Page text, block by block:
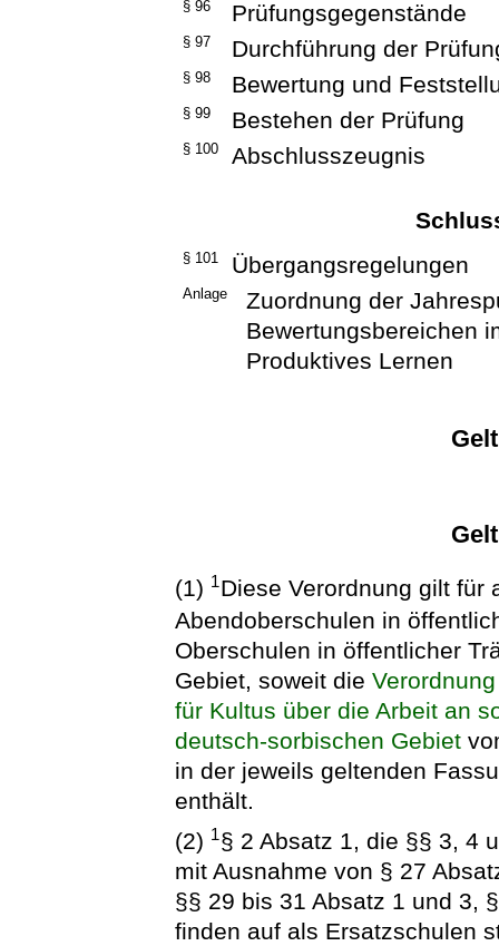
§ 96 Prüfungsgegenstände
§ 97 Durchführung der
§ 98 Bewertung und
§ 99 Bestehen der Prüfung
§ 100 Abschlusszeugnis
§ 101 Übergangsregelungen
Anlage
Zuordnung der
Bewertungsbereichen
Produktives Lernen
(1) 1Diese Verordnung gilt für
Abendoberschulen in
Oberschulen in öffentlicher
Gebiet, soweit die
für Kultus über die Arbeit an
deutsch-sorbischen Gebiet
in der jeweils geltenden
enthält.
(2) 1§ 2 Absatz 1, die §§ 3, 4
mit Ausnahme von § 27
§§ 29 bis 31 Absatz 1 und 3,
finden auf als Ersatzschulen